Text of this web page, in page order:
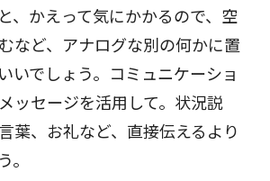
、かえって気にかかるので、空
など、アナログな別の何かに置
いでしょう。コミュニケーショ
ッセージを活用して。状況説
葉、お礼など、直接伝えるより